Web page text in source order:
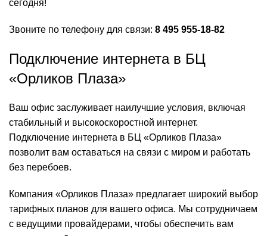
сегодня!
Звоните по телефону для связи: 8 495 955-18-82
Подключение интернета в БЦ
«Орликов Плаза»
Ваш офис заслуживает наилучшие условия, включая
стабильный и высокоскоростной интернет.
Подключение интернета в БЦ «Орликов Плаза»
позволит вам оставаться на связи с миром и работать
без перебоев.
Компания «Орликов Плаза» предлагает широкий выбор
тарифных планов для вашего офиса. Мы сотрудничаем
с ведущими провайдерами, чтобы обеспечить вам